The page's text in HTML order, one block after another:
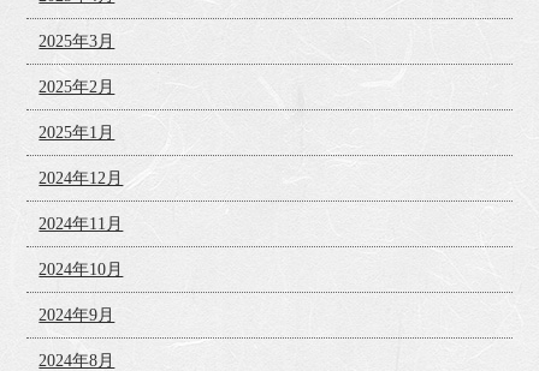
2025年3月
2025年2月
2025年1月
2024年12月
2024年11月
2024年10月
2024年9月
2024年8月